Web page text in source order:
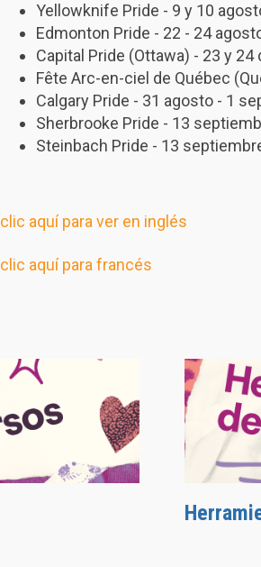
Yellowknife Pride - 9 y 10
Edmonton Pride - 22 - 24
Capital Pride (Ottawa) - 23 y 24
Fête Arc-en-ciel de Québec
Calgary Pride - 31 agosto - 1
Sherbrooke Pride - 13
Steinbach Pride - 13
clic aquí para ver en inglés
clic aquí para francés